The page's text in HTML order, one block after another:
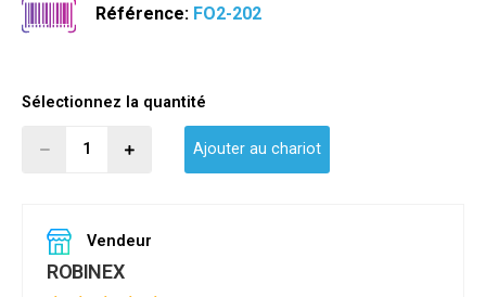
Référence: FO2-202
Sélectionnez la quantité
Ajouter au chariot
Vendeur
ROBINEX